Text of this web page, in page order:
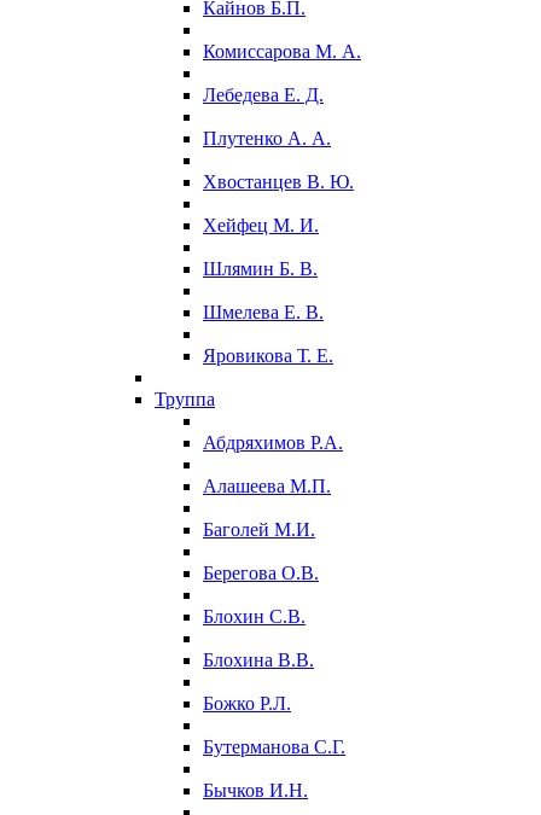
Кайнов Б.П.
Комиссарова М. А.
Лебедева Е. Д.
Плутенко А. А.
Хвостанцев В. Ю.
Хейфец М. И.
Шлямин Б. В.
Шмелева Е. В.
Яровикова Т. Е.
Труппа
Абдряхимов Р.А.
Алашеева М.П.
Баголей М.И.
Берегова О.В.
Блохин С.В.
Блохина В.В.
Божко Р.Л.
Бутерманова С.Г.
Бычков И.Н.